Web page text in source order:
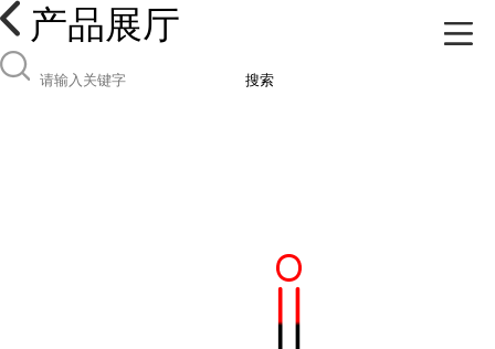
产品展厅
搜索